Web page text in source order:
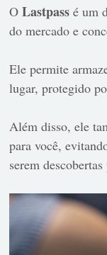
OLastpassé um
do mercado e
Ele permite
lugar, protegido
Além disso, ele
para você,
serem